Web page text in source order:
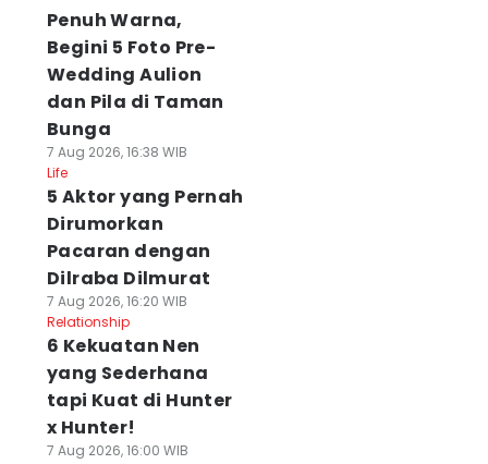
soal Web Kid
Spider-Man:
New Day,
Miles
Agu 2026, 16:07 WIB
7 Hal Ngeselin Saat
Main Winning
Teman
Hype
Penuh Warna,
Begini 5 Foto Pre-
Wedding Aulion
dan Pila di Taman
Bunga
7 Aug 2026, 16:38 WIB
Life
5 Aktor yang Pernah
Dirumorkan
Pacaran dengan
Dilraba Dilmurat
7 Aug 2026, 16:20 WIB
Relationship
6 Kekuatan Nen
yang Sederhana
tapi Kuat di Hunter
x Hunter!
7 Aug 2026, 16:00 WIB